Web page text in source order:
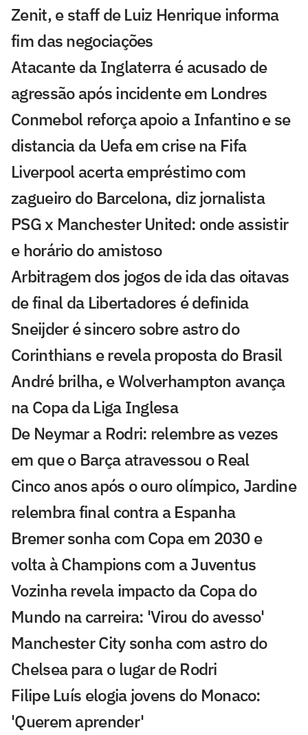
Zenit, e staff de Luiz Henrique informa
fim das negociações
Atacante da Inglaterra é acusado de
agressão após incidente em Londres
Conmebol reforça apoio a Infantino e se
distancia da Uefa em crise na Fifa
Liverpool acerta empréstimo com
zagueiro do Barcelona, diz jornalista
PSG x Manchester United: onde assistir
e horário do amistoso
Arbitragem dos jogos de ida das oitavas
de final da Libertadores é definida
Sneijder é sincero sobre astro do
Corinthians e revela proposta do Brasil
André brilha, e Wolverhampton avança
na Copa da Liga Inglesa
De Neymar a Rodri: relembre as vezes
em que o Barça atravessou o Real
Cinco anos após o ouro olímpico, Jardine
relembra final contra a Espanha
Bremer sonha com Copa em 2030 e
volta à Champions com a Juventus
Vozinha revela impacto da Copa do
Mundo na carreira: 'Virou do avesso'
Manchester City sonha com astro do
Chelsea para o lugar de Rodri
Filipe Luís elogia jovens do Monaco:
'Querem aprender'